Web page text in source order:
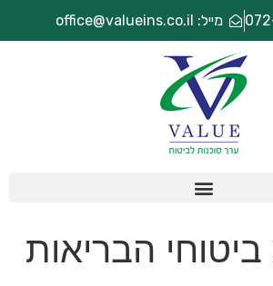
מייל: office@valueins.co.il
הבריאות